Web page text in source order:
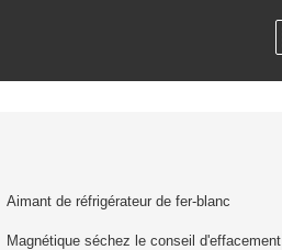
Aimant de réfrigérateur de fer-blanc
Magnétique séchez le conseil d'effacement